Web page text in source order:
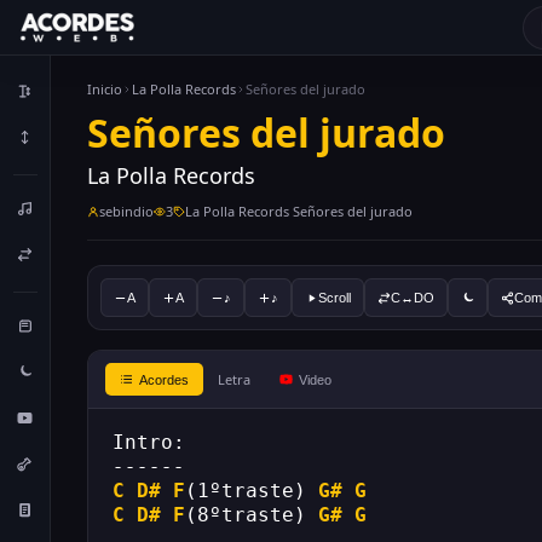
Inicio La Polla Records Señores del jurado
Señores del jurado
La Polla Records
sebindio 3 La Polla Records Señores del jurado
A A ♪ ♪ Scroll C↔DO
Acordes Letra Video
Intro:
------
C
D# F (1ºtraste) G# G
C
D# F (8ºtraste) G# G